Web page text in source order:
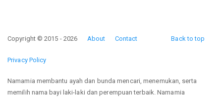
Back to top
Copyright © 2015 - 2026 About Contact
Privacy Policy
Namamia membantu ayah dan bunda mencari, menemukan, serta
memilih nama bayi laki-laki dan perempuan terbaik. Namamia